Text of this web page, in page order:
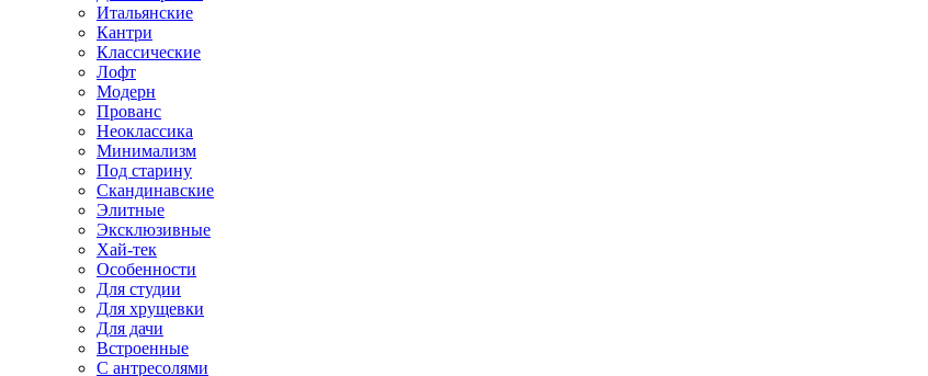
Итальянские
Кантри
Классические
Лофт
Модерн
Прованс
Неоклассика
Минимализм
Под старину
Скандинавские
Элитные
Эксклюзивные
Хай-тек
Особенности
Для студии
Для хрущевки
Для дачи
Встроенные
С антресолями